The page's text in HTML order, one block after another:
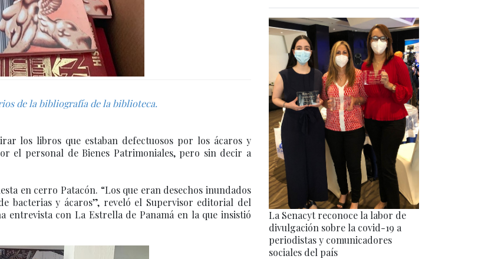
de la bibliografía de la biblioteca.
los libros que estaban defectuosos por los ácaros y
el personal de Bienes Patrimoniales, pero sin decir a
en cerro Patacón. “Los que eran desechos inundados
bacterias y ácaros”, reveló el Supervisor editorial del
entrevista con La Estrella de Panamá en la que insistió
La Senacyt reconoce la labor de
divulgación sobre la covid-19 a
periodistas y comunicadores
sociales del país